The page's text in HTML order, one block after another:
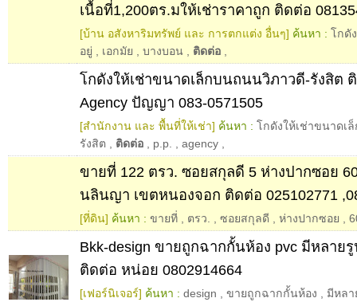
เนื้อที่1,200ตร.มให้เช่าราคาถูก ติดต่อ
[บ้าน อสังหาริมทรัพย์ และ การตกแต่ง อื่นๆ] ค้นหา : โกดัง
อยู่
เอกมัย บางบอน ติดต่อ
โกดังให้เช่าขนาดเล็กบนถนนวิภาวดี-รังสิต
Agency ปัญญา 083-0571505
[สำนักงาน และ พื้นที่ให้เช่า] ค้นหา : โกดังให้เช่าขนาดเ
รังสิต
ติดต่อ p.p. agency
ขายที่ 122 ตรว. ซอยสกุลดี 5 ห่างปากซอย
นลินญา เขตหนองจอก ติดต่อ 025102771
[ที่ดิน] ค้นหา : ขายที่ ตรว. ซอยสกุลดี ห่างปากซอย
Bkk-design ขายถูกฉากกั้นห้อง pvc มีหลาย
ติดต่อ หน่อย 0802914664
[เฟอร์นิเจอร์] ค้นหา : design ขายถูกฉากกั้นห้อง
มีหล